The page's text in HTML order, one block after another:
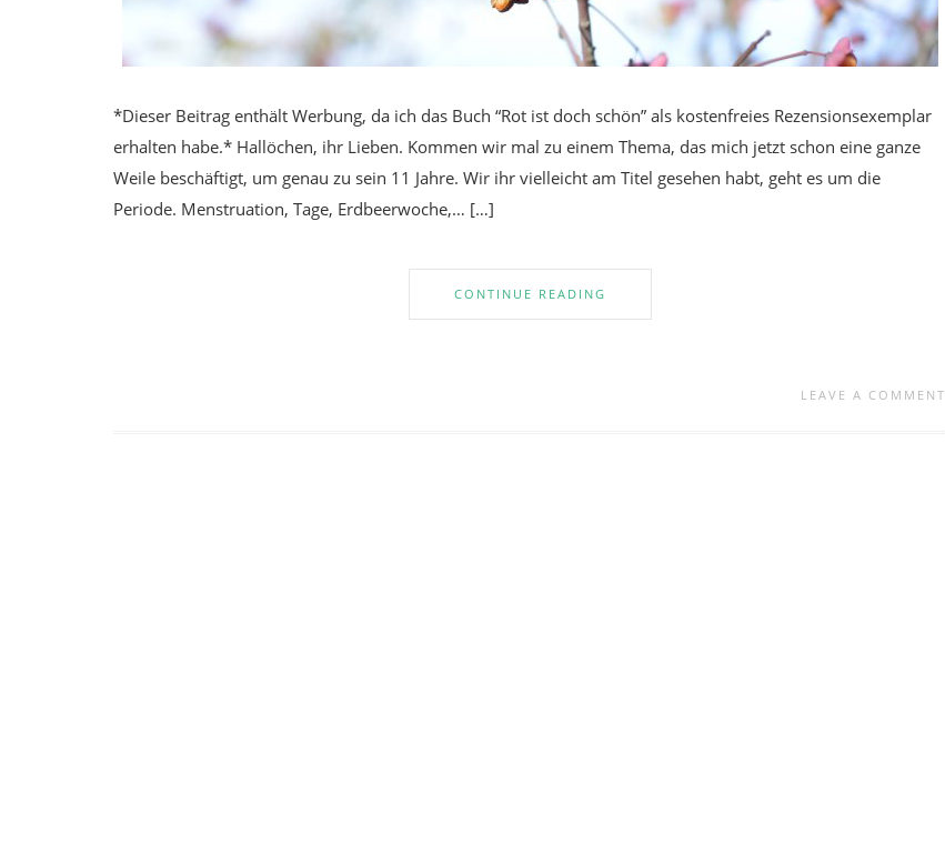
*Dieser Beitrag enthält Werbung, da ich das Buch “Rot ist doch schön” als kostenfreies Rezensionsexemplar
erhalten habe.* Hallöchen, ihr Lieben. Kommen wir mal zu einem Thema, das mich jetzt schon eine ganze
Weile beschäftigt, um genau zu sein 11 Jahre. Wir ihr vielleicht am Titel gesehen habt, geht es um die
Periode. Menstruation, Tage, Erdbeerwoche,… […]
CONTINUE READING
LEAVE A COMMENT